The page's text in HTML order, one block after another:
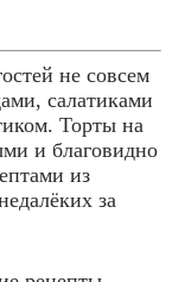
не совсем
салатиками
Торты на
и благовидно
из
за